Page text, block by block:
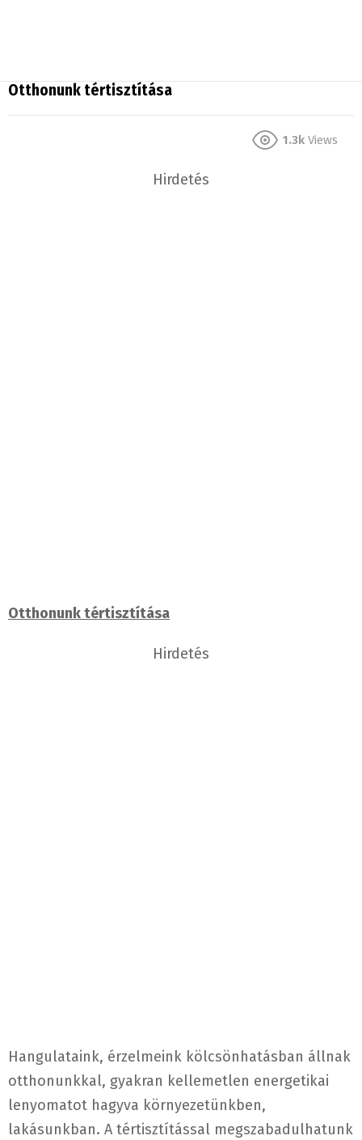
Otthonunk tértisztítása
1.3k Views
Hirdetés
Otthonunk tértisztítása
Hirdetés
Hangulataink, érzelmeink kölcsönhatásban állnak
otthonunkkal, gyakran kellemetlen energetikai
lenyomatot hagyva környezetünkben,
lakásunkban. A tértisztítással megszabadulhatunk